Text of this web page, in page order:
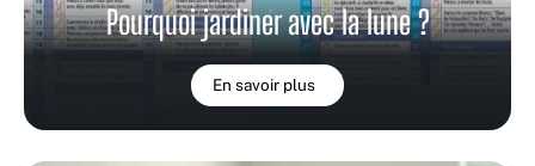
Pourquoi jardiner avec la lune ?
En savoir plus